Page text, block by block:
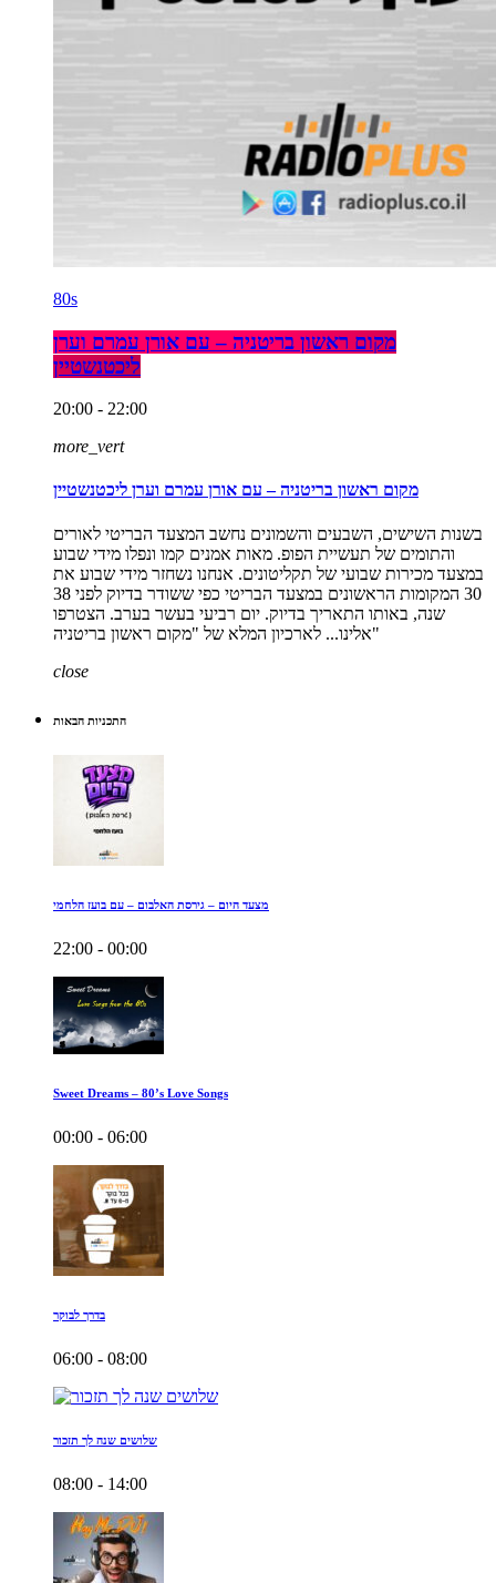
80s
מקום ראשון בריטניה – עם אורן עמרם וערן
ליכטנשטיין
20:00 - 22:00
more_vert
מקום ראשון בריטניה – עם אורן עמרם וערן ליכטנשטיין
בשנות השישים, השבעים והשמונים נחשב המצעד הבריטי לאורים
והתומים של תעשיית הפופ. מאות אמנים קמו ונפלו מידי שבוע
במצעד מכירות שבועי של תקליטונים. אנחנו נשחזר מידי שבוע את
30 המקומות הראשונים במצעד הבריטי כפי ששודר בדיוק לפני 38
שנה, באותו התאריך בדיוק. יום רביעי בעשר בערב. הצטרפו
אלינו... לארכיון המלא של "מקום ראשון בריטניה"
close
התכניות הבאות
מצעד היום – גירסת האלבום – עם בועז הלחמי
22:00 - 00:00
Sweet Dreams – 80’s Love Songs
00:00 - 06:00
בדרך לבוקר
06:00 - 08:00
שלושים שנה לך תזכור
08:00 - 14:00